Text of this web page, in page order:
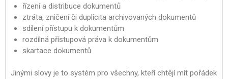
řízení a distribuce dokumentů
ztráta, zničení či duplicita archivovaných dokumentů
sdílení přístupu k dokumentům
rozdílná přístupová práva k dokumentům
skartace dokumentů
Jinými slovy je to systém pro všechny, kteří chtějí mít pořádek